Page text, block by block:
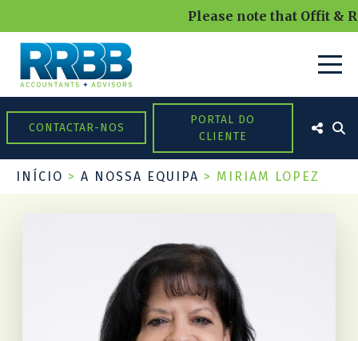
Please note that Offit &
CONTACTAR-NOS
PORTAL DO
CLIENTE
INÍCIO > A NOSSA EQUIPA > MIRIAM LOPEZ